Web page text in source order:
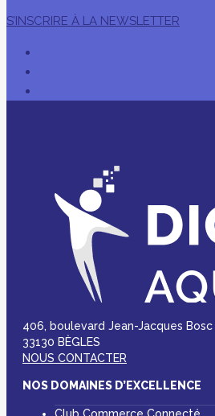
S’INSCRIRE À LA NEWSLETTER
406, boulevard Jean-Jacques
33130 BÈGLES
NOUS CONTACTER
NOS DOMAINES D’EXCELLENCE